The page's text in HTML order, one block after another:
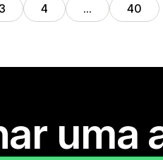
3 4 … 40
uma